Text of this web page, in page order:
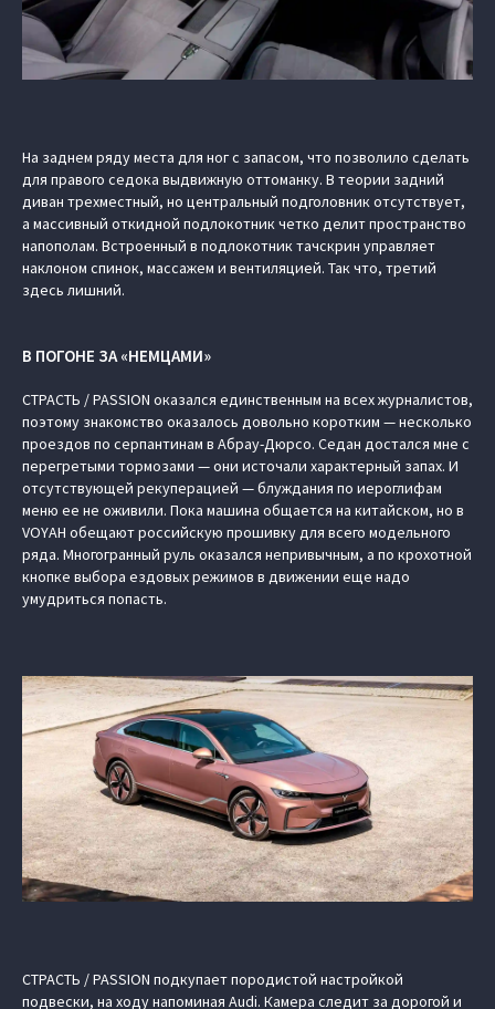
На заднем ряду места для ног с запасом, что позволило сделать
для правого седока выдвижную оттоманку. В теории задний
диван трехместный, но центральный подголовник отсутствует,
а массивный откидной подлокотник четко делит пространство
напополам. Встроенный в подлокотник тачскрин управляет
наклоном спинок, массажем и вентиляцией. Так что, третий
здесь лишний.
В ПОГОНЕ ЗА «НЕМЦАМИ»
СТРАСТЬ / PASSION оказался единственным на всех журналистов,
поэтому знакомство оказалось довольно коротким — несколько
проездов по серпантинам в Абрау-Дюрсо. Седан достался мне с
перегретыми тормозами — они источали характерный запах. И
отсутствующей рекуперацией — блуждания по иероглифам
меню ее не оживили. Пока машина общается на китайском, но в
VOYAH обещают российскую прошивку для всего модельного
ряда. Многогранный руль оказался непривычным, а по крохотной
кнопке выбора ездовых режимов в движении еще надо
умудриться попасть.
СТРАСТЬ / PASSION подкупает породистой настройкой
подвески, на ходу напоминая Audi. Камера следит за дорогой и